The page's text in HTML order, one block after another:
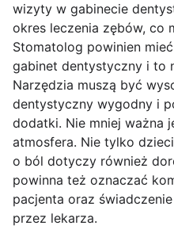
wizyty w gabinecie
okres leczenia zębów, co
Stomatolog powinien
gabinet dentystyczny i to
Narzędzia muszą być
dentystyczny wygodny i
dodatki. Nie mniej ważna
atmosfera. Nie tylko
o ból dotyczy również
powinna też oznaczać
pacjenta oraz
przez lekarza.